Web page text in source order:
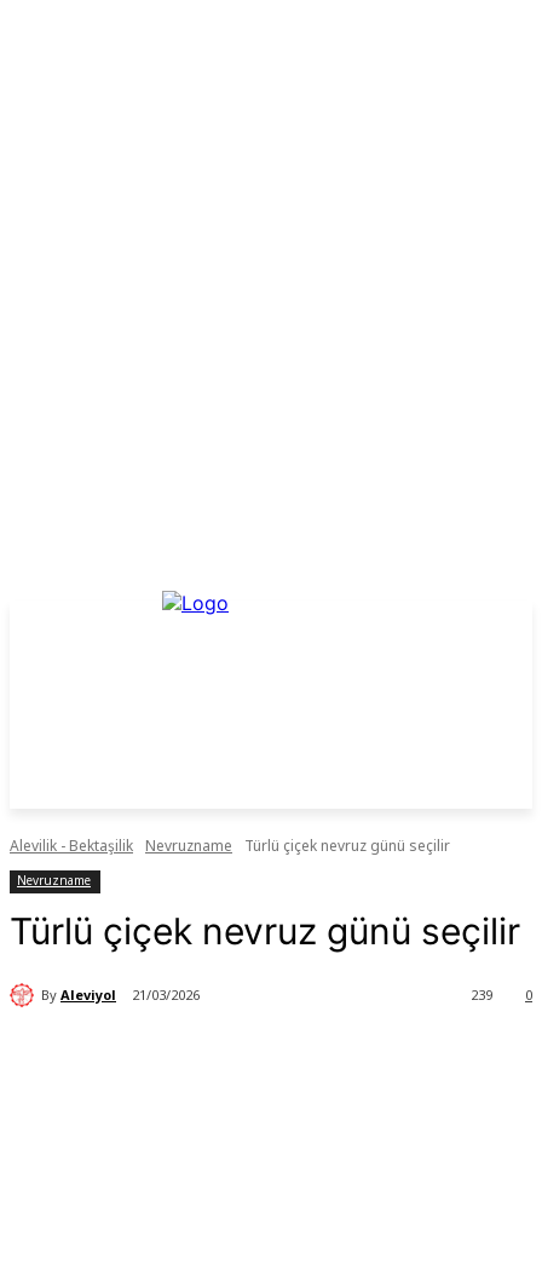
Alevilik - Bektaşilik Nevruzname Türlü çiçek nevruz günü seçilir
Nevruzname
Türlü çiçek nevruz günü seçilir
By Aleviyol 21/03/2026 0
239